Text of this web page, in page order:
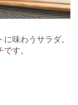
味わうサラダ。
す。